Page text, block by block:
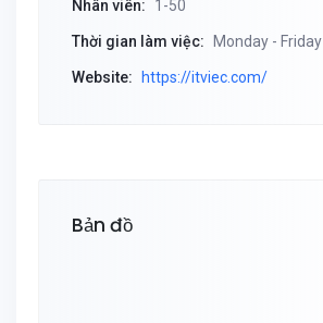
Nhân viên: 1-50
Thời gian làm việc: Monday - Friday
Website: https://itviec.com/
Bản đồ